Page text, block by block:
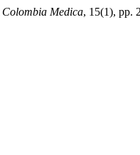
Colombia Medica, 15(1), pp.